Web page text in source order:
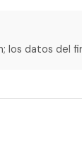
los datos del